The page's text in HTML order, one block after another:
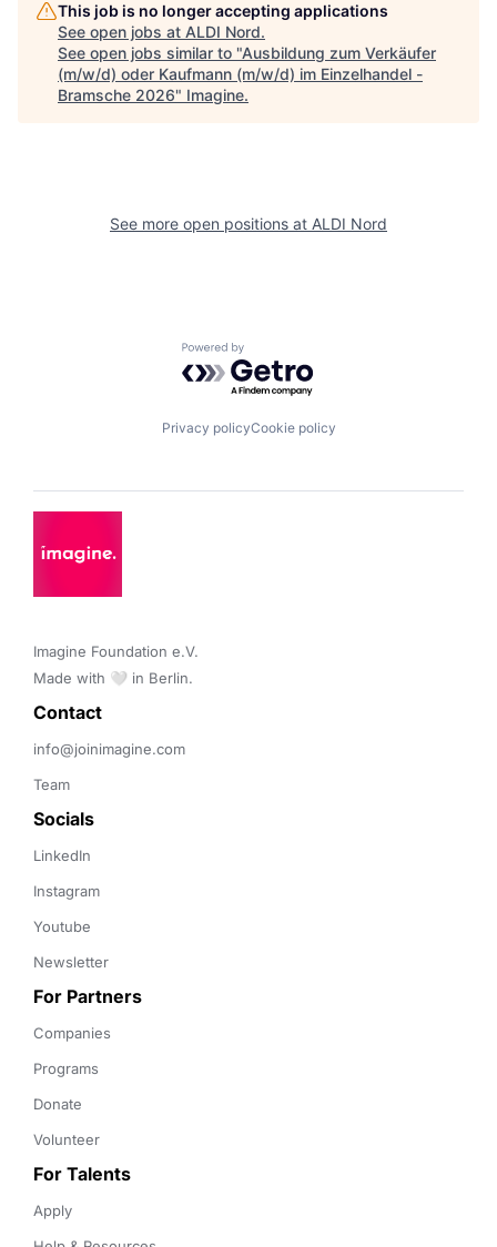
This job is no longer accepting applications
See open jobs at ALDI Nord.
See open jobs similar to "Ausbildung zum Verkäufer
(m/w/d) oder Kaufmann (m/w/d) im Einzelhandel -
Bramsche 2026" Imagine.
See more open positions at ALDI Nord
Powered by Getro.com
Privacy policyCookie policy
Imagine Foundation e.V.
Made with 🤍 in Berlin.
Contact
info@joinimagine.com
Team
Socials
LinkedIn
Instagram
Youtube
Newsletter
For Partners
Companies
Programs
Donate
Volunteer
For Talents
Apply